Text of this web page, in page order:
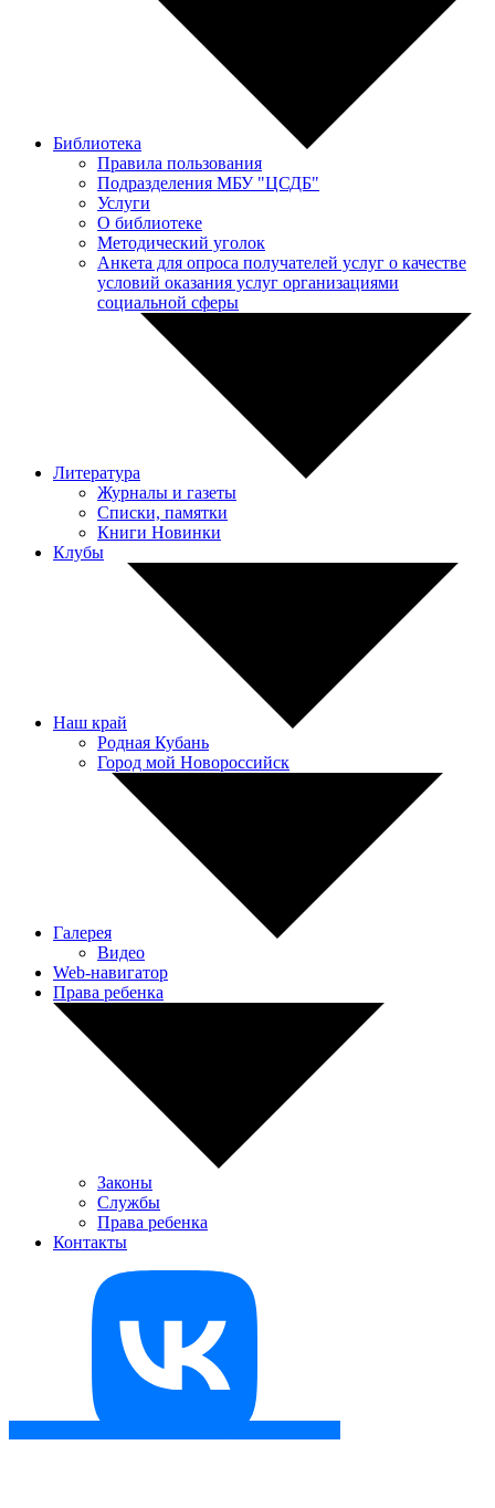
Библиотека
Правила пользования
Подразделения МБУ "ЦСДБ"
Услуги
О библиотеке
Методический уголок
Анкета для опроса получателей услуг о качестве
условий оказания услуг организациями
социальной сферы
Литература
Журналы и газеты
Списки, памятки
Книги Новинки
Клубы
Наш край
Родная Кубань
Город мой Новороссийск
Галерея
Видео
Web-навигатор
Права ребенка
Законы
Службы
Права ребенка
Контакты